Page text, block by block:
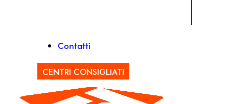
Contatti
CENTRI CONSIGLIATI